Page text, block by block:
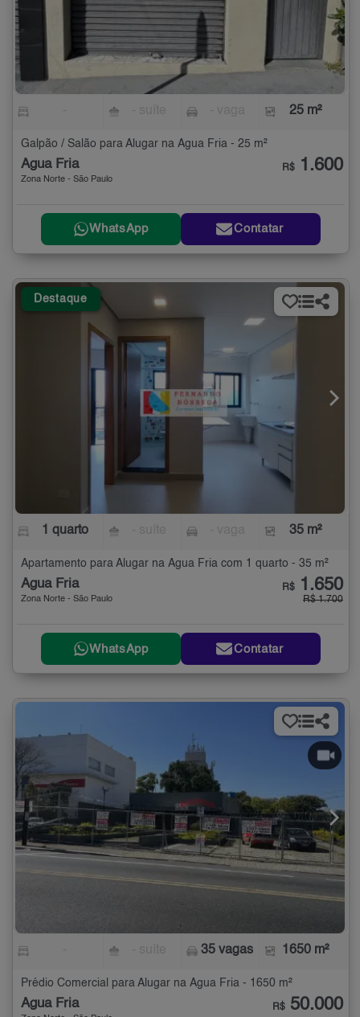
25 m²
Galpão / Salão para Alugar na Água Fria - 25 m²
Água Fria
Zona Norte - São Paulo
R$ 1.600
WhatsApp Contatar
Destaque
1 quarto 35 m²
Apartamento para Alugar na Água Fria com 1 quarto - 35 m²
Água Fria
Zona Norte - São Paulo
R$ 1.650
R$ 1.700
WhatsApp Contatar
35 vagas 1650 m²
Prédio Comercial para Alugar na Água Fria - 1650 m²
Água Fria R$ 50.000